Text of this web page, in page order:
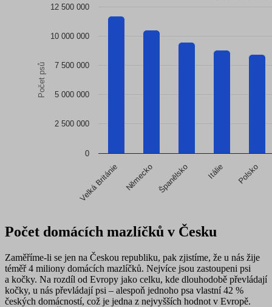
Bar chart with 10 bars.
The chart has 1 X axis displaying categories.
The chart has 1 Y axis displaying Počet psů. Data ranges
Počet psů
Velká Británie Německo Španělsko Itálie Polsko
0
2 500 000
5 000 000
7 500 000
10 000 000
12 500 000
Počet domácích mazlíčků v Česku
Zaměříme-li se jen na Českou republiku, pak zjistíme, že u nás žije
téměř 4 miliony domácích mazlíčků. Nejvíce jsou zastoupeni psi
a kočky. Na rozdíl od Evropy jako celku, kde dlouhodobě převládají
kočky, u nás převládají psi – alespoň jednoho psa vlastní 42 %
českých domácností, což je jedna z nejvyšších hodnot v Evropě.